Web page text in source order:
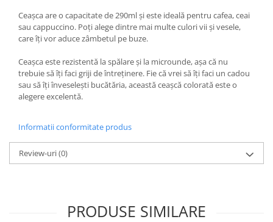
Ceașca are o capacitate de 290ml și este ideală pentru cafea, ceai
sau cappuccino. Poți alege dintre mai multe culori vii și vesele,
care îți vor aduce zâmbetul pe buze.
Ceașca este rezistentă la spălare și la microunde, așa că nu
trebuie să îți faci griji de întreținere. Fie că vrei să îți faci un cadou
sau să îți înveselești bucătăria, această ceașcă colorată este o
alegere excelentă.
Informatii conformitate produs
Review-uri(0)
PRODUSE SIMILARE